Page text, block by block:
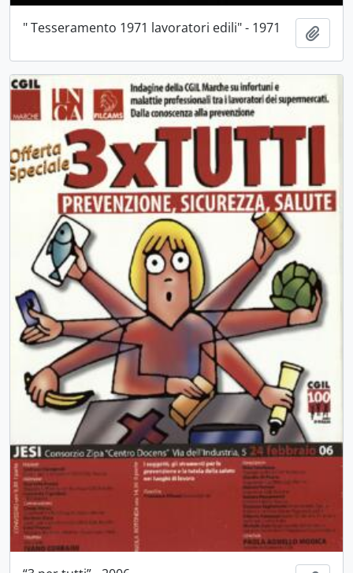
" Tesseramento 1971 lavoratori edili" - 1971